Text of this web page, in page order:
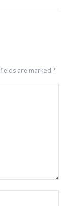
are marked *